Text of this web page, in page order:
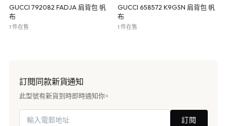
GUCCI 792082 FADJA 肩背包 帆
布
1 件在售
GUCCI 658572 K9GSN 肩背包 帆
布
1 件在售
訂閱同款新貨通知
此型號有新貨到時即時通知你。
訂閱